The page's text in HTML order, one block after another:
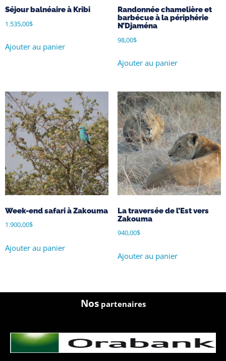
Séjour balnéaire à Kribi
1.535,00$
Ajouter au panier
Randonnée chamelière et
barbécue à la périphérie
N’Djaména
98,00$
Ajouter au panier
Week-end safari à Zakouma
1.900,00$
Ajouter au panier
La traversée de l’Est vers
Zakouma
940,00$
Ajouter au panier
Nospartenaires